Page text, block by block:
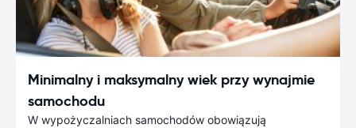
Minimalny i maksymalny wiek przy wynajmie
samochodu
W wypożyczalniach samochodów obowiązują